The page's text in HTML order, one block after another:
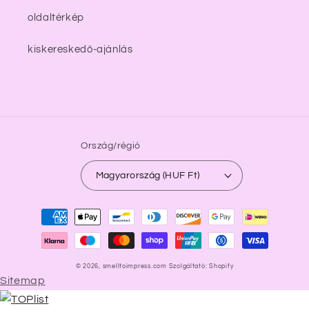
oldaltérkép
kiskereskedő-ajánlás
Ország/régió
Magyarország (HUF Ft)
Fizetési
módok
© 2026, smelltoimpress.com Szolgáltató: Shopify
Sitemap